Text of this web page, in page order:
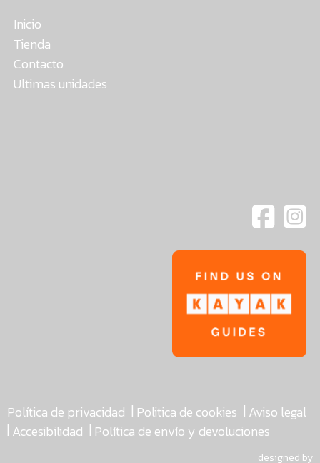
Inicio
Tienda
Contacto
Ultimas unidades
Política de privacidad | Politica de cookies | Aviso legal
| Accesibilidad | Política de envío y devoluciones
designed by